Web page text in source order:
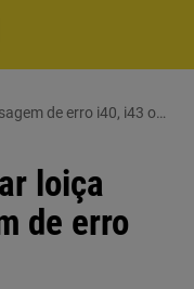
de erro i40, i43 ou
loiça
de erro